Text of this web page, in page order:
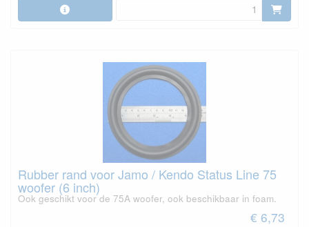
Rubber rand voor Jamo / Kendo Status Line 75
woofer (6 inch)
Ook geschikt voor de 75A woofer, ook beschikbaar in foam.
€ 6,73